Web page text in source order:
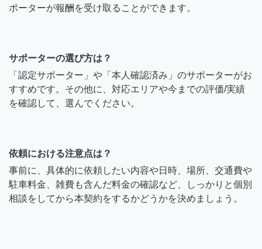
ポーターが報酬を受け取ることができます。
サポーターの選び方は？
「認定サポーター」や「本人確認済み」のサポーターがお
すすめです。その他に、対応エリアや今までの評価/実績
を確認して、選んでください。
依頼における注意点は？
事前に、具体的に依頼したい内容や日時、場所、交通費や
駐車料金、雑費も含んだ料金の確認など、しっかりと個別
相談をしてから本契約をするかどうかを決めましょう。